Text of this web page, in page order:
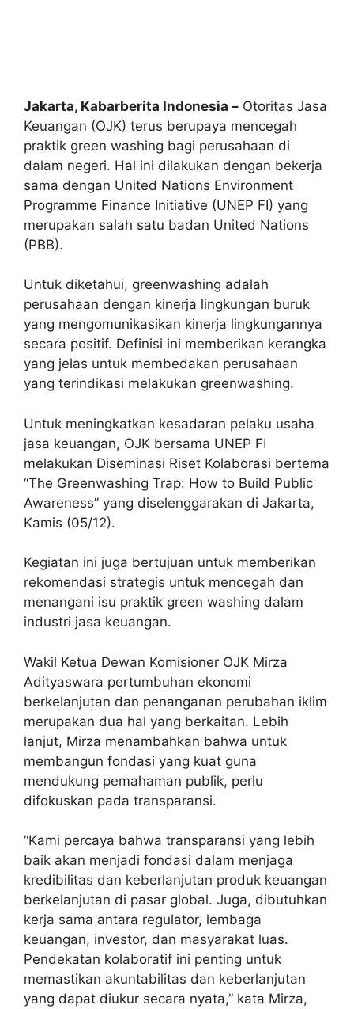
Jakarta, Kabarberita Indonesia – Otoritas Jasa
Keuangan (OJK) terus berupaya mencegah
praktik green washing bagi perusahaan di
dalam negeri. Hal ini dilakukan dengan bekerja
sama dengan United Nations Environment
Programme Finance Initiative (UNEP FI) yang
merupakan salah satu badan United Nations
(PBB).
Untuk diketahui, greenwashing adalah
perusahaan dengan kinerja lingkungan buruk
yang mengomunikasikan kinerja lingkungannya
secara positif. Definisi ini memberikan kerangka
yang jelas untuk membedakan perusahaan
yang terindikasi melakukan greenwashing.
Untuk meningkatkan kesadaran pelaku usaha
jasa keuangan, OJK bersama UNEP FI
melakukan Diseminasi Riset Kolaborasi bertema
“The Greenwashing Trap: How to Build Public
Awareness” yang diselenggarakan di Jakarta,
Kamis (05/12).
Kegiatan ini juga bertujuan untuk memberikan
rekomendasi strategis untuk mencegah dan
menangani isu praktik green washing dalam
industri jasa keuangan.
Wakil Ketua Dewan Komisioner OJK Mirza
Adityaswara pertumbuhan ekonomi
berkelanjutan dan penanganan perubahan iklim
merupakan dua hal yang berkaitan. Lebih
lanjut, Mirza menambahkan bahwa untuk
membangun fondasi yang kuat guna
mendukung pemahaman publik, perlu
difokuskan pada transparansi.
“Kami percaya bahwa transparansi yang lebih
baik akan menjadi fondasi dalam menjaga
kredibilitas dan keberlanjutan produk keuangan
berkelanjutan di pasar global. Juga, dibutuhkan
kerja sama antara regulator, lembaga
keuangan, investor, dan masyarakat luas.
Pendekatan kolaboratif ini penting untuk
memastikan akuntabilitas dan keberlanjutan
yang dapat diukur secara nyata,” kata Mirza,